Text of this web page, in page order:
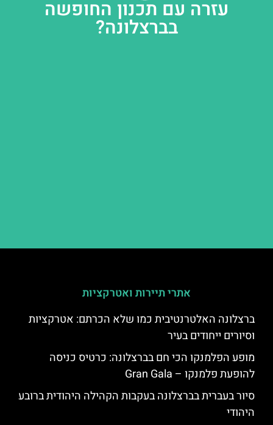
עזרה עם תכנון החופשה
בברצלונה?
אתרי תיירות ואטרקציות
ברצלונה האלטרנטיבית כמו שלא הכרתם: אטרקציות
וסיורים ייחודים בעיר
מופע הפלמנקו הכי חם בברצלונה: כרטיס כניסה
להופעת פלמנקו – Gran Gala
סיור בעברית בברצלונה בעקבות הקהילה היהודית ברובע
היהודי